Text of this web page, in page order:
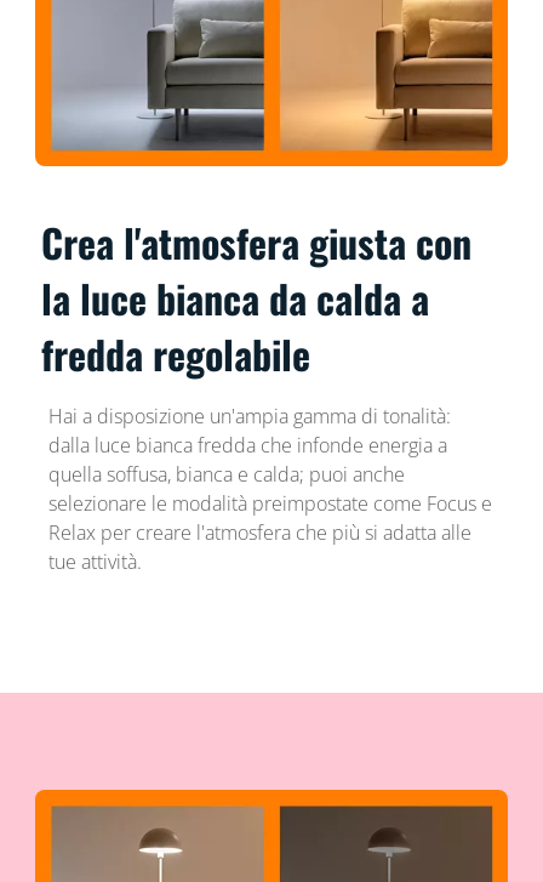
Crea l'atmosfera giusta con
la luce bianca da calda a
fredda regolabile
Hai a disposizione un'ampia gamma di tonalità:
dalla luce bianca fredda che infonde energia a
quella soffusa, bianca e calda; puoi anche
selezionare le modalità preimpostate come Focus e
Relax per creare l'atmosfera che più si adatta alle
tue attività.